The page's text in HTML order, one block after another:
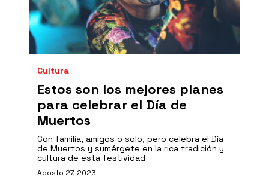
Cultura
Estos son los mejores planes
para celebrar el Día de
Muertos
Con familia, amigos o solo, pero celebra el Día
de Muertos y sumérgete en la rica tradición y
cultura de esta festividad
Agosto 27, 2023